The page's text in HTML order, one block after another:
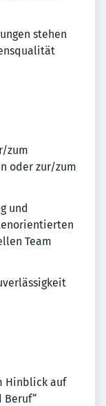
stehen
zum
oder zur/zum
und
Team
Hinblick auf
Beruf“